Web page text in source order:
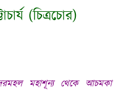
(চিত্রচোর)
মহাশূন্য থেকে আচমকা